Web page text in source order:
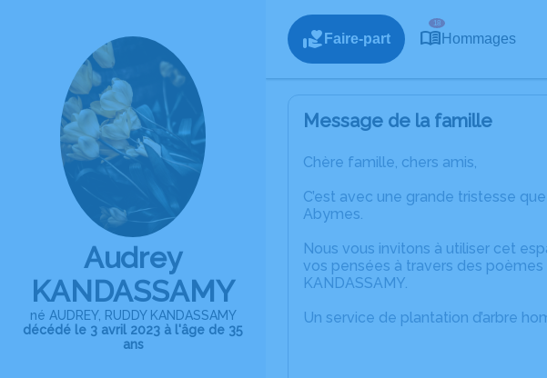
Audrey
KANDASSAMY
né AUDREY, RUDDY KANDASSAMY
décédé le 3 avril 2023 à l'âge de 35
ans
Faire-part
18
Hommages
Message de la famille
Chère famille, chers amis,
C’est avec une grande tristesse
Abymes.
Nous vous invitons à utiliser cet
vos pensées à travers des
KANDASSAMY.
Un service de plantation d’arbre